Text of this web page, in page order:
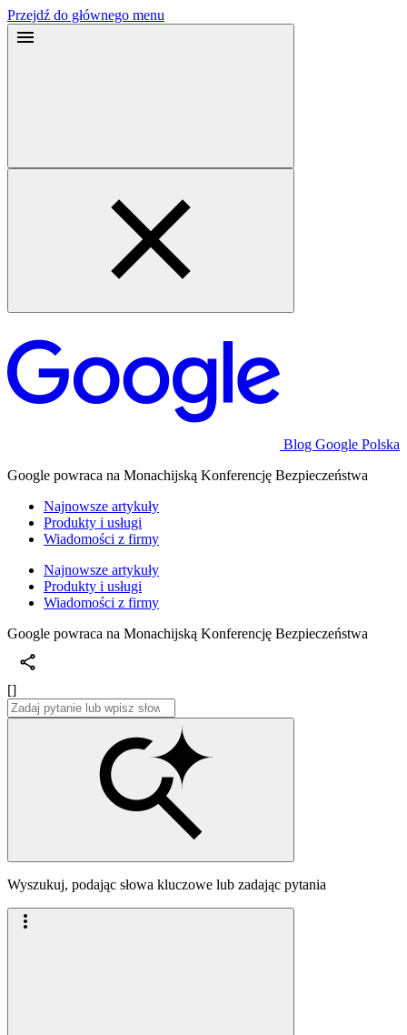
Przejdź do głównego menu
Blog Google Polska
Google powraca na Monachijską Konferencję Bezpieczeństwa
Najnowsze artykuły
Produkty i usługi
Wiadomości z firmy
Najnowsze artykuły
Produkty i usługi
Wiadomości z firmy
Google powraca na Monachijską Konferencję Bezpieczeństwa
[]
Wyszukuj, podając słowa kluczowe lub zadając pytania